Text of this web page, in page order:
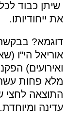
שיתן כבוד
את ייחודיותו.
דוגמא?
אוריאל הי"ו
ואירועים)
מלא פחות
התוצאה
עדינה ומיוחדת.